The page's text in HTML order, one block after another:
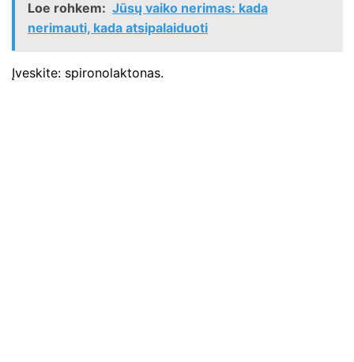
Loe rohkem: Jūsų vaiko nerimas: kada
nerimauti, kada atsipalaiduoti
Įveskite: spironolaktonas.